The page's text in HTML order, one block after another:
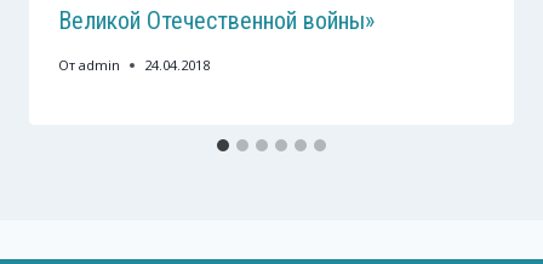
Великой Отечественной войны»
От admin 24.04.2018